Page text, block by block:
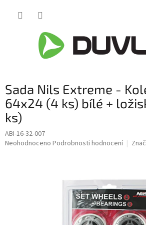
Sada Nils Extreme -
64x24 (4 ks) bílé +
ks)
ABI-16-32-007
Průměrné
Neohodnoceno Podrobnosti hodnocení